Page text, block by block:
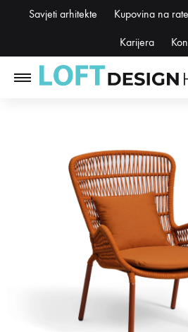
Savjeti arhitekte Kupovina na rate
Karijera